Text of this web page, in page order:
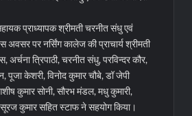
प्राध्यापक श्रीमती चरनीत संधु एवं
पर नर्सिंग कालेज की प्राचार्य श्रीमती
अर्चना त्रिपाठी, चरनीत संधु, परविन्दर कौर,
पूजा केशरी, विनोद कुमार चौबे, डॉ जेपी
कुमार सोनी, सौरभ मंडल, मधु कुमारी,
कुमार सहित स्टाफ ने सहयोग किया।